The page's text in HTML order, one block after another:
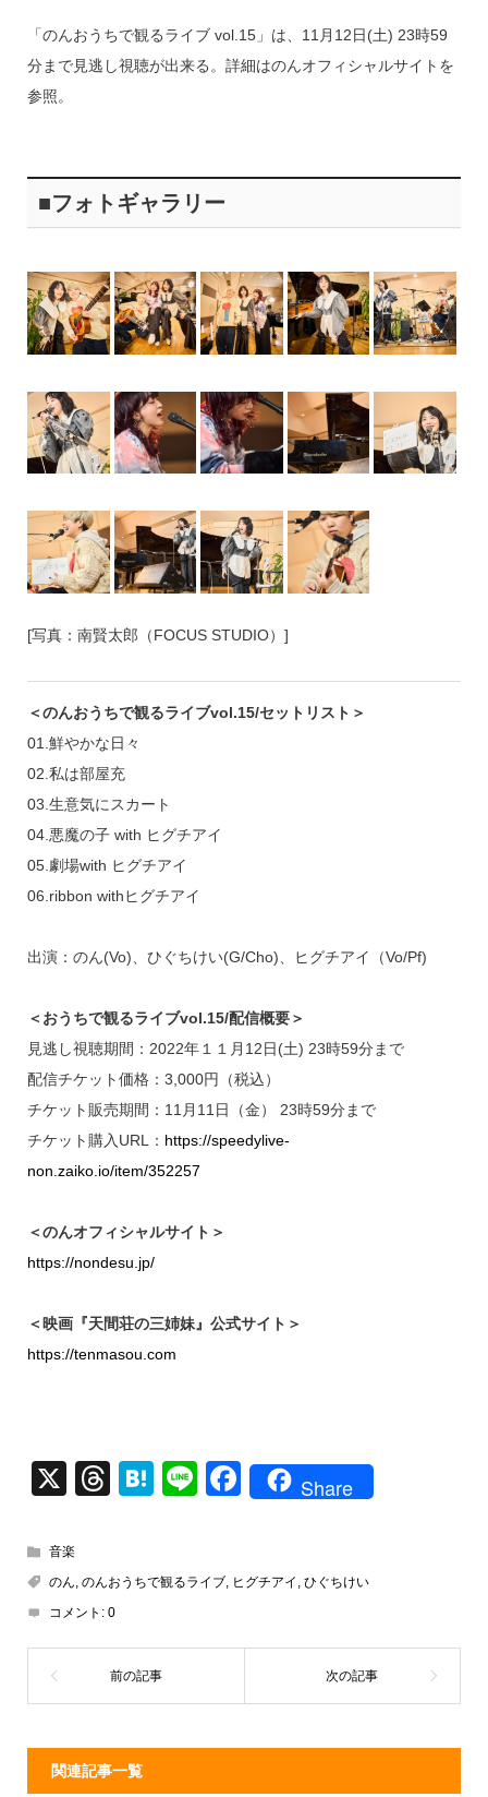
「のんおうちで観るライブ vol.15」は、11月12日(土) 23時59
分まで見逃し視聴が出来る。詳細はのんオフィシャルサイトを
参照。
■フォトギャラリー
[写真：南賢太郎（FOCUS STUDIO）]
＜のんおうちで観るライブvol.15/セットリスト＞
01.鮮やかな日々
02.私は部屋充
03.生意気にスカート
04.悪魔の子 with ヒグチアイ
05.劇場with ヒグチアイ
06.ribbon withヒグチアイ
出演：のん(Vo)、ひぐちけい(G/Cho)、ヒグチアイ（Vo/Pf)
＜おうちで観るライブvol.15/配信概要＞
見逃し視聴期間：2022年１１月12日(土) 23時59分まで
配信チケット価格：3,000円（税込）
チケット販売期間：11月11日（金） 23時59分まで
チケット購入URL： https://speedylive-
non.zaiko.io/item/352257
＜のんオフィシャルサイト＞
https://nondesu.jp/
＜映画『天間荘の三姉妹』公式サイト＞
https://tenmasou.com
X
T
a
d
s
H
n
Li
F
e
o
Share
音楽
のん, のんおうちで観るライブ, ヒグチアイ , ひぐちけい
コメント: 0
関連記事一覧